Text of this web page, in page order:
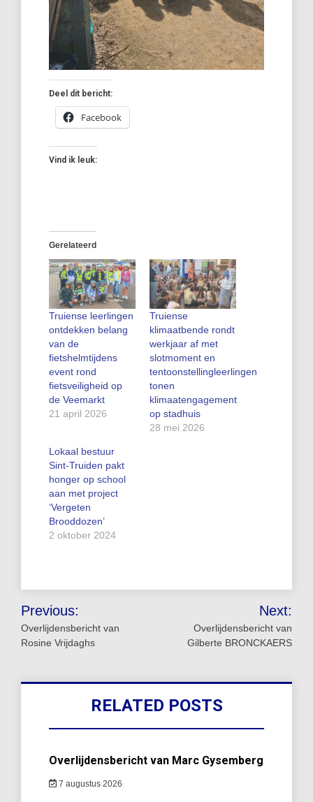
Deel dit bericht:
Facebook
Vind ik leuk:
Gerelateerd
Truiense leerlingen
ontdekken belang
van de
fietshelmtijdens
event rond
fietsveiligheid op
de Veemarkt
21 april 2026
Truiense
klimaatbende rondt
werkjaar af met
slotmoment en
tentoonstellingleerlingen
tonen
klimaatengagement
op stadhuis
28 mei 2026
Lokaal bestuur
Sint-Truiden pakt
honger op school
aan met project
‘Vergeten
Brooddozen’
2 oktober 2024
Bericht
navigatie
Previous:
Overlijdensbericht van
Rosine Vrijdaghs
Next:
Overlijdensbericht van
Gilberte BRONCKAERS
RELATED POSTS
Overlijdensbericht van Marc Gysemberg
7 augustus 2026